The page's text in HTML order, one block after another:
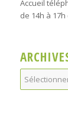
Accueil
de 14h à
Archives
Newsletters